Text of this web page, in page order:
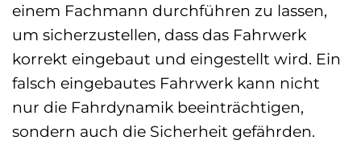
einem Fachmann durchführen zu lassen,
um sicherzustellen, dass das Fahrwerk
korrekt eingebaut und eingestellt wird. Ein
falsch eingebautes Fahrwerk kann nicht
nur die Fahrdynamik beeinträchtigen,
sondern auch die Sicherheit gefährden.